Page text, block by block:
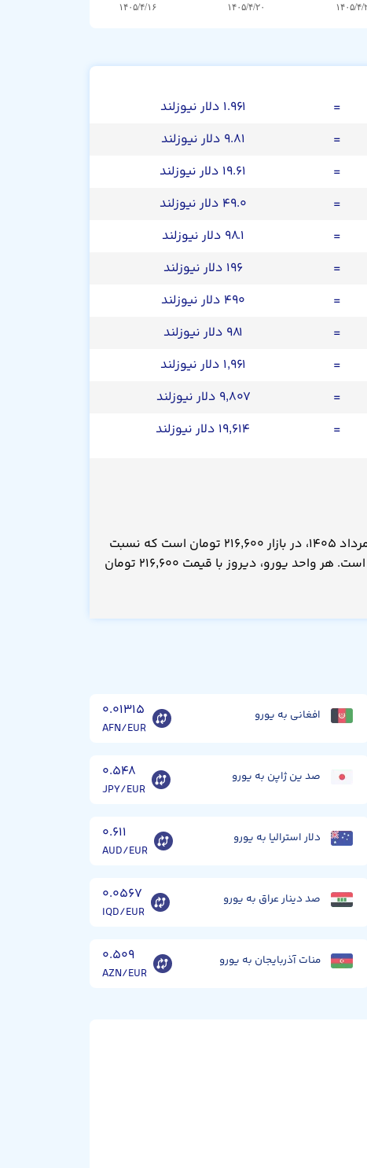
=
۱.۹۶۱ دلار نیوزلند
=
۹.۸۱ دلار نیوزلند
=
۱۹.۶۱ دلار نیوزلند
=
۴۹.۰ دلار نیوزلند
=
۹۸.۱ دلار نیوزلند
=
۱۹۶ دلار نیوزلند
=
۴۹۰ دلار نیوزلند
=
۹۸۱ دلار نیوزلند
=
۱,۹۶۱ دلار نیوزلند
=
۹,۸۰۷ دلار نیوزلند
= ۱۹,۶۱۴ دلار نیوزلند
قیمت یورو امروز شنبه ۱۷ مرداد ۱۴۰۵، در بازار ۲۱۶,۶۰۰ تومان است که نسبت
به دیروز بدون تغییر بوده است. هر واحد یورو، دیروز با قیمت ۲۱۶,۶۰۰ تومان
افغانی به یورو ۰.۰۱۳۱۵
AFN/EUR
صد ین ژاپن به یورو ۰.۵۴۸
JPY/EUR
دلار استرالیا به یورو ۰.۶۱۱
AUD/EUR
صد دینار عراق به یورو ۰.۰۵۶۷
IQD/EUR
منات آذربایجان به یورو ۰.۵۰۹
AZN/EUR